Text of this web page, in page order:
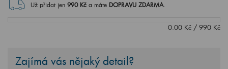
Už přidat jen 990Kč a máte DOPRAVU ZDARMA.
0.00 Kč / 990 Kč
Zajímá vás nějaký detail?